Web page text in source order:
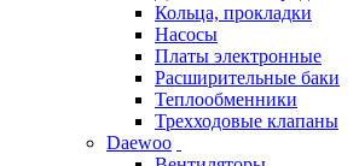
Кольца, прокладки
Насосы
Платы электронные
Расширительные баки
Теплообменники
Трехходовые клапаны
Daewoo